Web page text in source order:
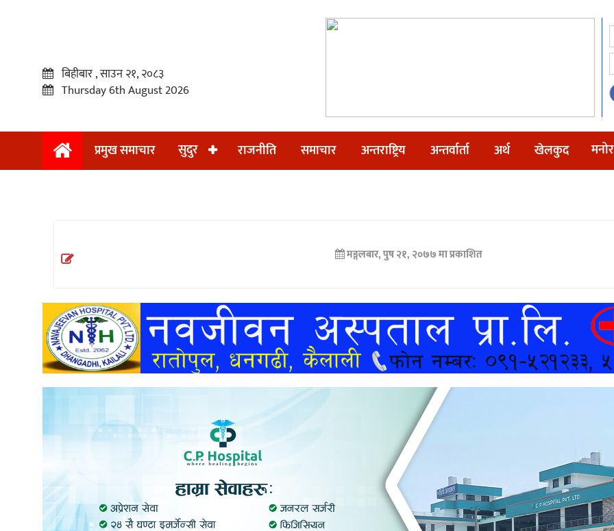
प्रमुख
अन्तराष्ट्रिय
अन्तर्वार्ता
खेलकुद
बिहीबार , साउन २१, २०८३
Thursday 6th August 2026
प्रमुख समाचार सुदुर राजनीति समाचार अन्तराष्ट्रिय अन्तर्वार्ता अर्थ खेलकुद
मङ्गलबार, पुष २१, २०७७ मा प्रकाशित